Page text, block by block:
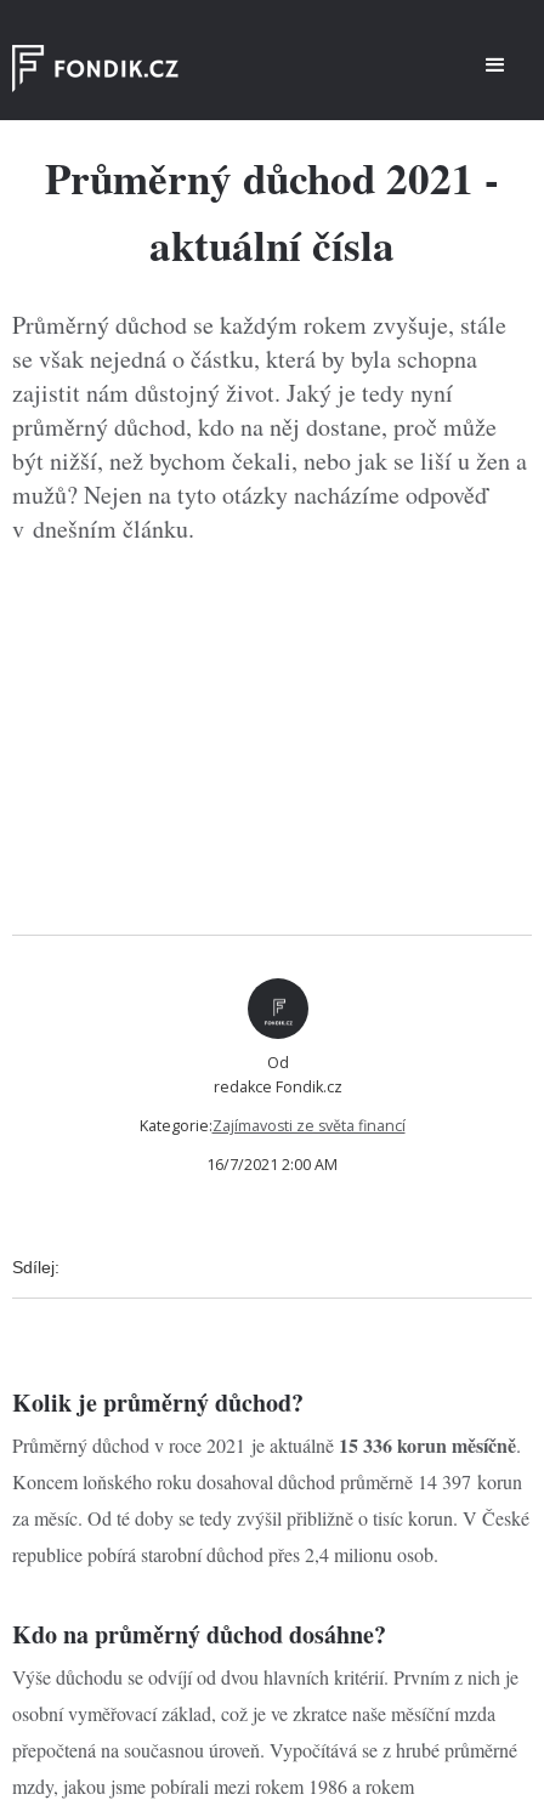
Průměrný důchod 2021 -
aktuální čísla
Průměrný důchod se každým rokem zvyšuje, stále
se však nejedná o částku, která by byla schopna
zajistit nám důstojný život. Jaký je tedy nyní
průměrný důchod, kdo na něj dostane, proč může
být nižší, než bychom čekali, nebo jak se liší u žen a
mužů? Nejen na tyto otázky nacházíme odpověď
v dnešním článku.
Od
redakce Fondik.cz
Kategorie:Zajímavosti ze světa financí
16/7/2021 2:00 AM
Sdílej:
Kolik je průměrný důchod?
Průměrný důchod v roce 2021 je aktuálně 15 336 korun měsíčně.
Koncem loňského roku dosahoval důchod průměrně 14 397 korun
za měsíc. Od té doby se tedy zvýšil přibližně o tisíc korun. V České
republice pobírá starobní důchod přes 2,4 milionu osob.
Kdo na průměrný důchod dosáhne?
Výše důchodu se odvíjí od dvou hlavních kritérií. Prvním z nich je
osobní vyměřovací základ, což je ve zkratce naše měsíční mzda
přepočtená na současnou úroveň. Vypočítává se z hrubé průměrné
mzdy, jakou jsme pobírali mezi rokem 1986 a rokem